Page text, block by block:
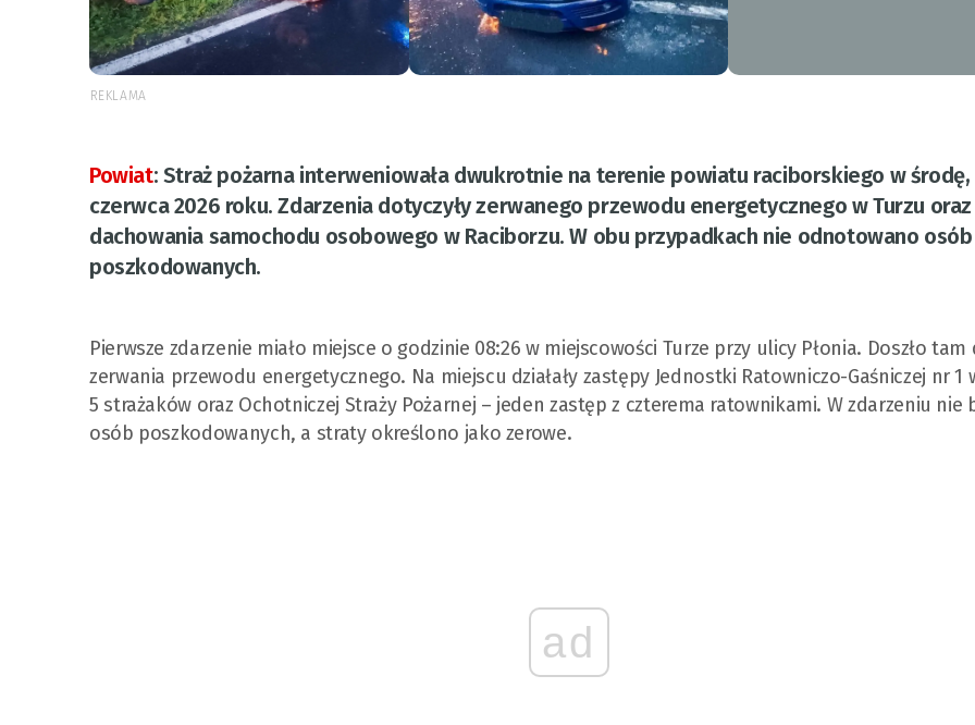
REKLAMA
Powiat: Straż pożarna interweniowała dwukrotnie na terenie powiatu raciborskiego w środę,
czerwca 2026 roku. Zdarzenia dotyczyły zerwanego przewodu energetycznego w Turzu oraz
dachowania samochodu osobowego w Raciborzu. W obu przypadkach nie odnotowano osób
poszkodowanych.
Pierwsze zdarzenie miało miejsce o godzinie 08:26 w miejscowości Turze przy ulicy Płonia. Doszło tam
zerwania przewodu energetycznego. Na miejscu działały zastępy Jednostki Ratowniczo-Gaśniczej nr 1
5 strażaków oraz Ochotniczej Straży Pożarnej – jeden zastęp z czterema ratownikami. W zdarzeniu nie
osób poszkodowanych, a straty określono jako zerowe.
ad